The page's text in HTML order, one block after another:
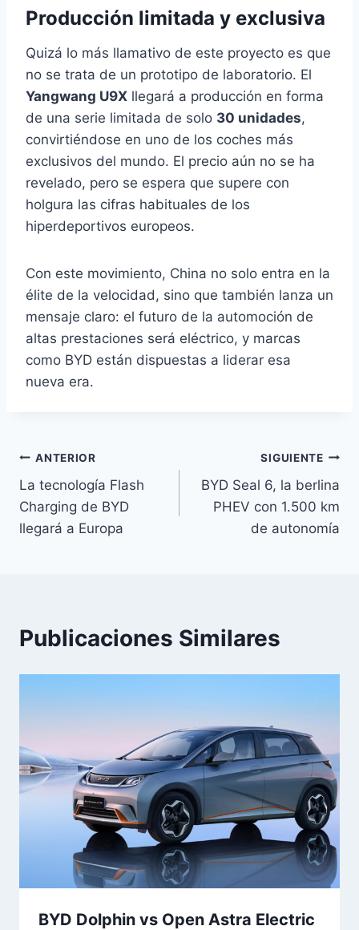
Producción limitada y exclusiva
Quizá lo más llamativo de este proyecto es que
no se trata de un prototipo de laboratorio. El
Yangwang U9X llegará a producción en forma
de una serie limitada de solo 30 unidades,
convirtiéndose en uno de los coches más
exclusivos del mundo. El precio aún no se ha
revelado, pero se espera que supere con
holgura las cifras habituales de los
hiperdeportivos europeos.
Con este movimiento, China no solo entra en la
élite de la velocidad, sino que también lanza un
mensaje claro: el futuro de la automoción de
altas prestaciones será eléctrico, y marcas
como BYD están dispuestas a liderar esa
nueva era.
Navegación
de
entradas
ANTERIOR
La tecnología Flash
Charging de BYD
llegará a Europa
SIGUIENTE
BYD Seal 6, la berlina
PHEV con 1.500 km
de autonomía
Publicaciones Similares
BYD Dolphin vs Open Astra Electric